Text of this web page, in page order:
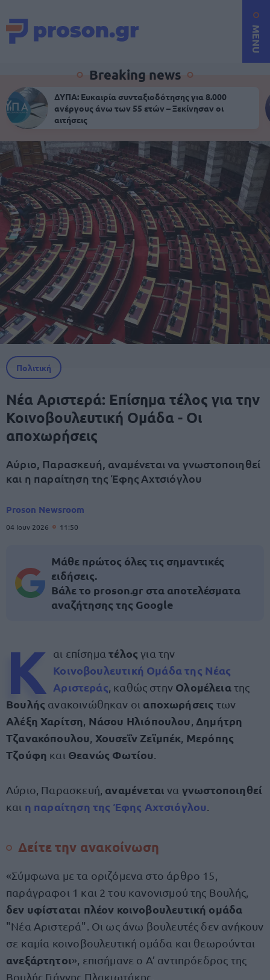
MENU
Breaking news
ΔΥΠΑ: Ευκαιρία συνταξιοδότησης για 8.000
ανέργους άνω των 55 ετών – Ξεκίνησαν οι
αιτήσεις
Πολιτική
Νέα Αριστερά: Επίσημα τέλος για την
Κοινοβουλευτική Ομάδα - Οι
αποχωρήσεις
Αύριο, Παρασκευή, αναμένεται να γνωστοποιηθεί
και η παραίτηση της Έφης Αχτσιόγλου
Proson Newsroom
04 Ιουν 2026 11:50
Μάθε πρώτος όλες τις σημαντικές
ειδήσεις.
Βάλε το proson.gr στα αποτελέσματα
αναζήτησης της Google
Κ αι επίσηματέλοςγια την
Κοινοβουλευτική Ομάδα της Νέας
Αριστεράς , καθώς στην Ολομέλειατης
Βουλής ανακοινώθηκαν οι αποχωρήσεις των
Αλέξη Χαρίτση Νάσου Ηλιόπουλου Δημήτρη
Τζανακόπουλου Χουσεΐν Ζεϊμπέκ Μερόπης
Τζούφη και Θεανώς Φωτίου
Αύριο, Παρασκευή, αναμένεταινα γνωστοποιηθεί
και η παραίτηση της Έφης Αχτσιόγλου
Δείτε την ανακοίνωση
«Σύμφωνα με τα οριζόμενα στο άρθρο 15,
παράγραφοι 1 και 2 του κανονισμού της Βουλής,
δεν υφίσταται πλέον κοινοβουλευτική ομάδα
"Νέα Αριστερά". Οι ως άνω βουλευτές δεν ανήκουν
σε καμία κοινοβουλευτική ομάδα και θεωρούνται
ανεξάρτητοι», επισήμανε ο Α’ αντιπρόεδρος της
Βουλής Γιάννης Πλακιωτάκης.